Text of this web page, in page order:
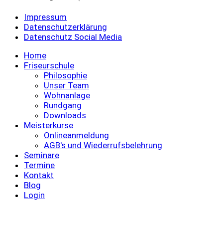
Impressum
Datenschutzerklärung
Datenschutz Social Media
Home
Friseurschule
Philosophie
Unser Team
Wohnanlage
Rundgang
Downloads
Meisterkurse
Onlineanmeldung
AGB's und Wiederrufsbelehrung
Seminare
Termine
Kontakt
Blog
Login